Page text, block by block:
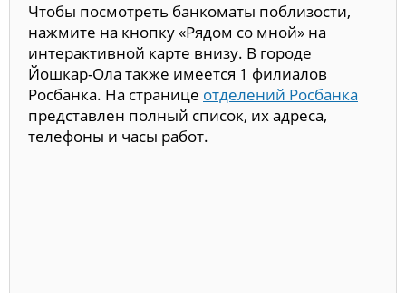
Чтобы посмотреть банкоматы поблизости,
нажмите на кнопку «Рядом со мной» на
интерактивной карте внизу. В городе
Йошкар-Ола также имеется 1 филиалов
Росбанка. На странице отделений Росбанка
представлен полный список, их адреса,
телефоны и часы работ.